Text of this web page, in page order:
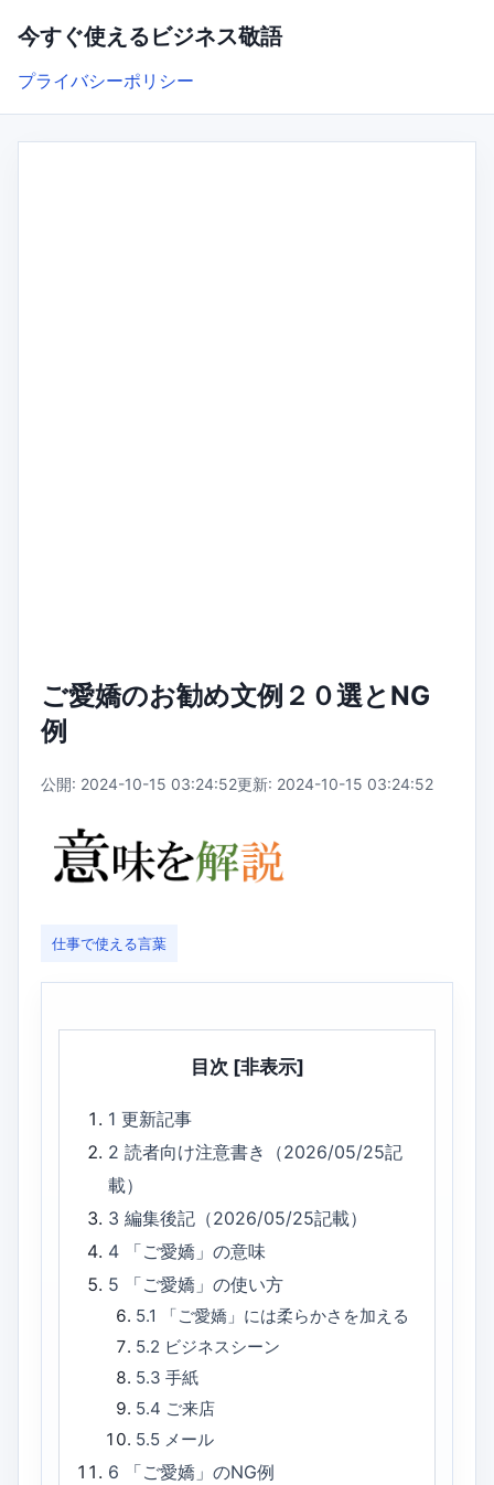
今すぐ使えるビジネス敬語
プライバシーポリシー
ご愛嬌のお勧め文例２０選とNG
例
公開: 2024-10-15 03:24:52更新: 2024-10-15 03:24:52
仕事で使える言葉
目次 [非表示]
1更新記事
2読者向け注意書き（2026/05/25記
載）
3編集後記（2026/05/25記載）
4
「ご愛嬌」の意味
5
「ご愛嬌」の使い方
5.1
「ご愛嬌」には柔らかさを加える
5.2 ビジネスシーン
5.3 手紙
5.4 ご来店
5.5 メール
6
「ご愛嬌」のNG例